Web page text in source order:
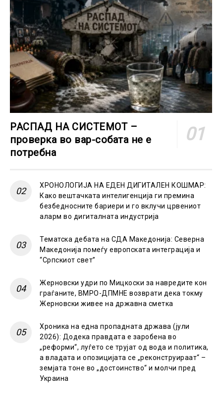
РАСПАД НА СИСТЕМОТ –
проверка во вар-собата не е
потребна
ХРОНОЛОГИЈА НА ЕДЕН ДИГИТАЛЕН КОШМАР:
Како вештачката интелигенција ги премина
безбедносните бариери и го вклучи црвениот
аларм во дигиталната индустрија
Тематска дебата на СДА Македонија: Северна
Македонија помеѓу европската интеграција и
“Српскиот свет”
Жерновски удри по Мицкоски за навредите кон
граѓаните, ВМРО-ДПМНЕ возврати дека токму
Жерновски живее на државна сметка
Хроника на една пропадната држава (јули
2026): Додека правдата е заробена во
„реформи“, луѓето се трујат од вода и политика,
а владата и опозицијата се „реконструираат“ –
земјата тоне во „достоинство“ и молчи пред
Украина